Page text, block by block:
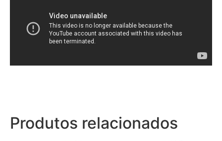
Produtos relacionados